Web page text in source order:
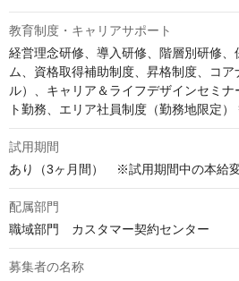
教育制度・キャリアサポート
経営理念研修、導入研修、階層別研修
ム、資格取得補助制度、昇格制度、コ
ル）、キャリア＆ライフデザインセミ
ト勤務、エリア社員制度（勤務地限定）
試用期間
あり（3ヶ月間）　※試用期間中の本給
配属部門
職域部門　カスタマー契約センター
募集者の名称